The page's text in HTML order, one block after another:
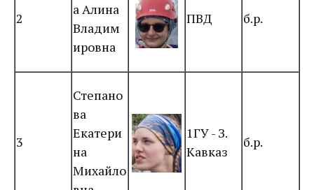
2
а Алина
Владим
ировна
ПВД б.р.
3
Степано
ва
Екатери
на
Михайло
1ГУ - З.
Кавказ
б.р.